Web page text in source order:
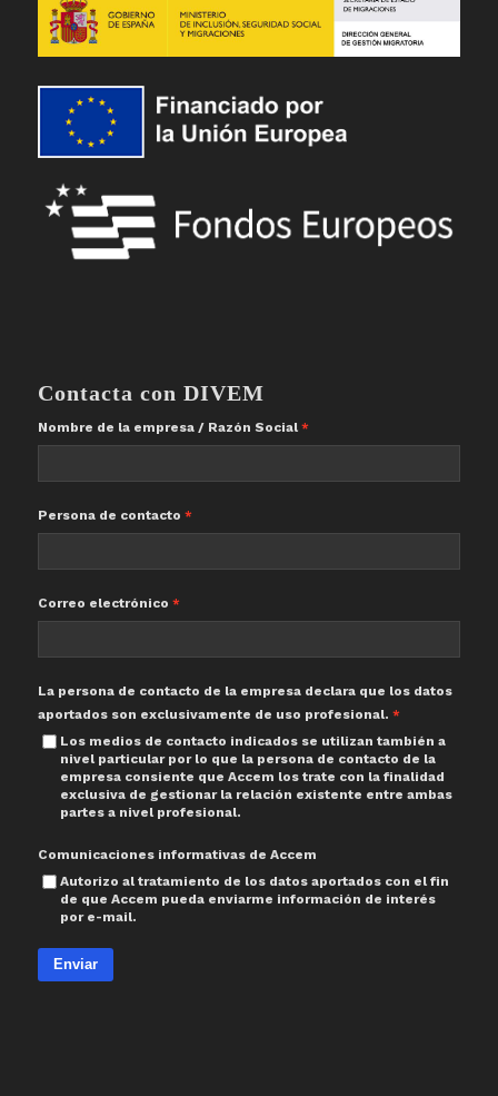
Contacta con DIVEM
Nombre de la empresa / Razón Social
Persona de contacto
Correo electrónico
La persona de contacto de la empresa declara que los datos
aportados son exclusivamente de uso profesional.
Los medios de contacto indicados se utilizan también a
nivel particular por lo que la persona de contacto de la
empresa consiente que Accem los trate con la finalidad
exclusiva de gestionar la relación existente entre ambas
partes a nivel profesional.
Comunicaciones informativas de Accem
Autorizo al tratamiento de los datos aportados con el fin
de que Accem pueda enviarme información de interés
por e-mail.
Enviar